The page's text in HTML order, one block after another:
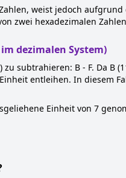
weist jedoch
zwei hexadezimalen
dezimalen System)
subtrahieren: B - F. Da B
entleihen. In diesem
Einheit von 7